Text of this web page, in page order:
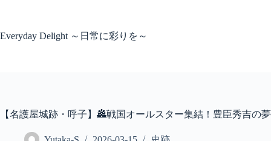
テ
プ
Everyday Delight ～日常に彩りを～
【名護屋城跡・呼子】🏯戦国オールスター集結！豊臣秀吉の